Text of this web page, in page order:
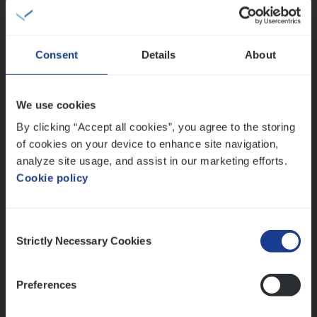
Consent Details About
We use cookies
By clicking “Accept all cookies”, you agree to the storing
of cookies on your device to enhance site navigation,
analyze site usage, and assist in our marketing efforts.
Cookie policy
Selection
Strictly Necessary Cookies
Preferences
IT, Change & Innovation
Test Ana­lyst
IT, Change & Innovation
Antwerpen
Meer dan collega’s: hoe Julie en Aurélie elkaar
Mathias houdt van diepgaande dossiers én droge